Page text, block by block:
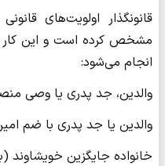
قانونگذار اولویت‌های
مشخص کرده است و این کار
انجام می‌شود:
والدین، جد پدری یا وصی
والدین یا جد پدری با ضم
خانواده جایگزین